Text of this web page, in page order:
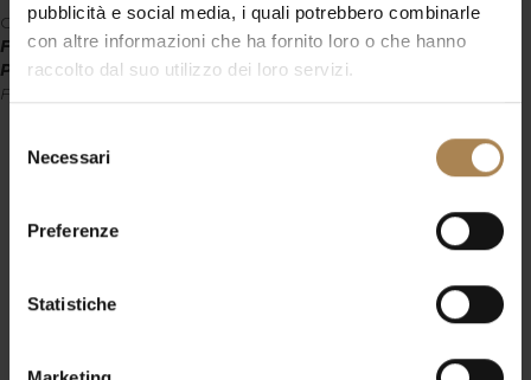
pubblicità e social media, i quali potrebbero combinarle
con altre informazioni che ha fornito loro o che hanno
raccolto dal suo utilizzo dei loro servizi.
delNecessari
Preferenze
Statistiche
O n special occasions, due to major events at the Assago
Forum , the restaurant offers aSoft Dinner , from 7 PM to 10
PM , instead of theregular menu.
For more information, please ask at Reception.